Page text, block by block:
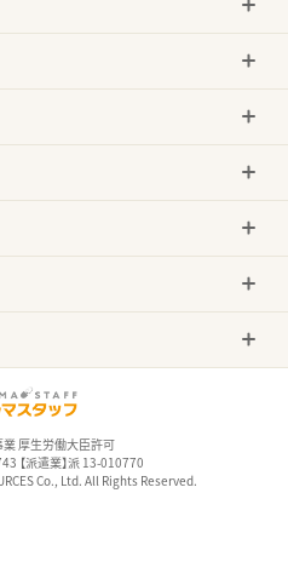
厚生労働大臣許可
【派遣業】派 13-010770
Co., Ltd. All Rights Reserved.